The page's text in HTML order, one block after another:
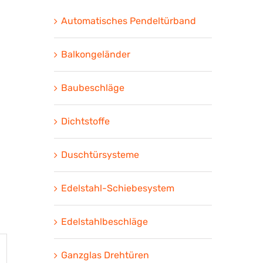
Automatisches Pendeltürband
Balkongeländer
Baubeschläge
Dichtstoffe
Duschtürsysteme
Edelstahl-Schiebesystem
Edelstahlbeschläge
Ganzglas Drehtüren